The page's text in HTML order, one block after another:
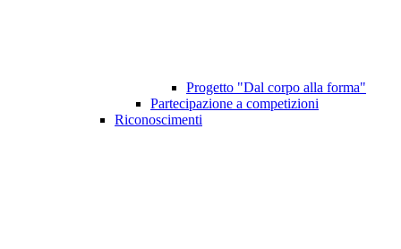
Progetto "Dal corpo alla forma"
Partecipazione a competizioni
Riconoscimenti